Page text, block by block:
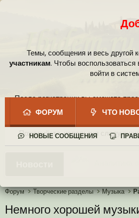
Темы, сообщения и весь другой
участникам. Чтобы
войти в
После регистрации вы сможете
Пожалуйста, используя
ФОРУМ ЧТО
НОВЫЕ СООБЩЕНИЯ
Иконки
Ваши
Аналитика
Новая
Форум Творческие разделы Музыка
Немного хорошей